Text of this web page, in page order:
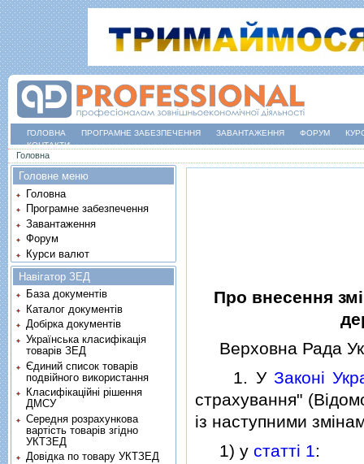
ГОЛОВНА ПРОГРАМНЕ ЗАБЕЗПЕЧЕННЯ ЗАВАНТАЖЕННЯ ФОРУМ
КОНТАКТИ
Ви є тут
Головна
Про внесення
Верховна Рада
1. У Законi
страхування"
iз наступними
1) у статтi 1:
Головне меню
Головна
Програмне забезпечення
Завантаження
Форум
Курси валют
Навігатор ЗЕД
База документів
Каталог документів
Добірка документів
Українська класифікація
товарів ЗЕД
Єдиний список товарів
подвійного використання
Класифікаційні рішення
ДМСУ
Середня розрахункова
вартість товарів згідно
УКТЗЕД
Довідка по товару УКТЗЕД